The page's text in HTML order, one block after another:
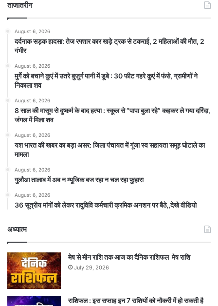
ताजातरीन
August 6, 2026
दर्दनाक सड़क हादसा: तेज रफ्तार कार खड़े ट्रक से टकराई, 2 महिलाओं की मौत, 2
गंभीर
August 6, 2026
मुर्गे को बचाने कुएं में उतरे बुजुर्ग पानी में डूबे : 30 फीट गहरे कुएं में फंसे, ग्रामीणों ने
निकाला शव
August 6, 2026
8 साल की मासूम से दुष्कर्म के बाद हत्या : स्कूल से “पापा बुला रहे” कहकर ले गया दरिंदा,
जंगल में मिला शव
August 6, 2026
यश भारत की खबर का बड़ा असर: जिला पंचायत में गूंजा स्व सहायता समूह घोटाले का
मामला
August 6, 2026
गुलौआ तालाब में अब न म्यूजिक बज रहा न चल रहा फुहारा
August 6, 2026
36 सूत्रीय मांगों को लेकर रादुविवि कर्मचारी क्रमिक अनशन पर बैठे,,देखे वीडियो
अध्यात्म
मेष से मीन राशि तक आज का दैनिक राशिफल मेष राशि
July 29, 2026
राशिफल : इस सप्ताह इन 7 राशियों को नौकरी में हो सकती है